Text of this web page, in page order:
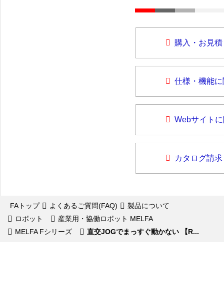
購入・お見
仕様・機能
Webサイト
カタログ請求
FAトップ よくあるご質問(FAQ)
製品について
ロボット
産業用・協働ロボット MELFA
MELFA Fシリーズ
直交JOGでまっすぐ動かない 【R...